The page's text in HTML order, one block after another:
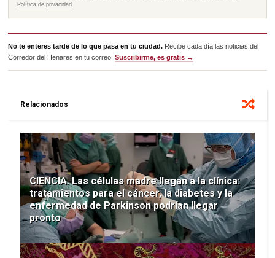
Política de privacidad
No te enteres tarde de lo que pasa en tu ciudad. Recibe cada día las noticias del
Corredor del Henares en tu correo.Suscribirme, es gratis →
Relacionados
CIENCIA. Las células madre llegan a la clínica:
tratamientos para el cáncer, la diabetes y la
enfermedad de Parkinson podrían llegar
pronto